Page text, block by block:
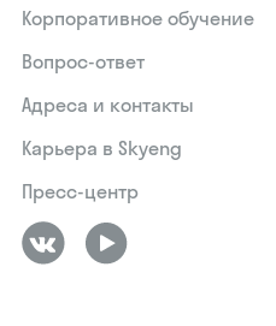
Корпоративное обучение
Вопрос-ответ
Адреса и контакты
Карьера в Skyeng
Пресс-центр